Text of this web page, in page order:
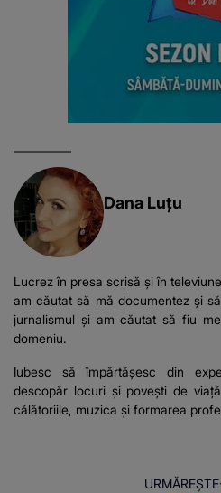
Dana Luţu
Lucrez în presa scrisă și în
am căutat să mă documentez și
jurnalismul și am căutat să fiu
domeniu.
Iubesc să împărtășesc din
descopăr locuri și povești de
călătoriile, muzica și formarea